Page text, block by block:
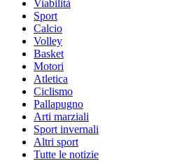
Viabilità
Sport
Calcio
Volley
Basket
Motori
Atletica
Ciclismo
Pallapugno
Arti marziali
Sport invernali
Altri sport
Tutte le notizie